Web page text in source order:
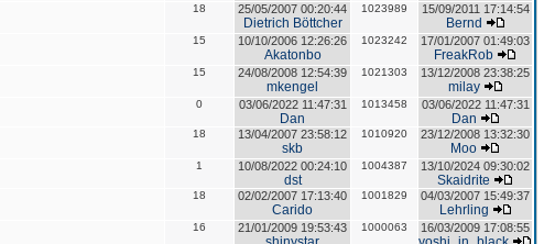
18 25/05/2007 00:20:44
Dietrich Böttcher
1023989 15/09/2011 17:14:54
Bernd
15 10/10/2006 12:26:26
Akatonbo
1023242 17/01/2007 01:49:03
FreakRob
15 24/08/2008 12:54:39
mkengel
1021303 13/12/2008 23:38:25
milay
0 03/06/2022 11:47:31
Dan
1013458 03/06/2022 11:47:31
Dan
18 13/04/2007 23:58:12
skb
1010920 23/12/2008 13:32:30
Moo
1 10/08/2022 00:24:10
dst
1004387 13/10/2024 09:30:02
Skaidrite
18 02/02/2007 17:13:40
Carido
1001829 04/03/2007 15:49:37
Lehrling
16 21/01/2009 19:53:43 1000063 16/03/2009 17:08:55